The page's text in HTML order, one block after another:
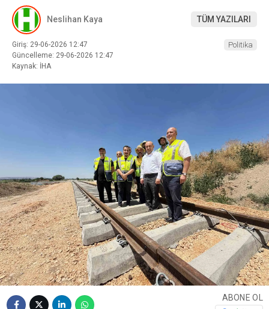
Neslihan Kaya TÜM YAZILARI
Giriş: 29-06-2026 12:47
Güncelleme: 29-06-2026 12:47
Kaynak: İHA
Politika
ABONE OL